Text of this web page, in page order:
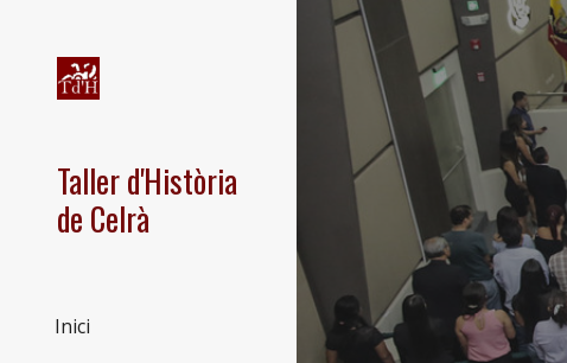
Skip
Taller d'Història
de Celrà
Inici